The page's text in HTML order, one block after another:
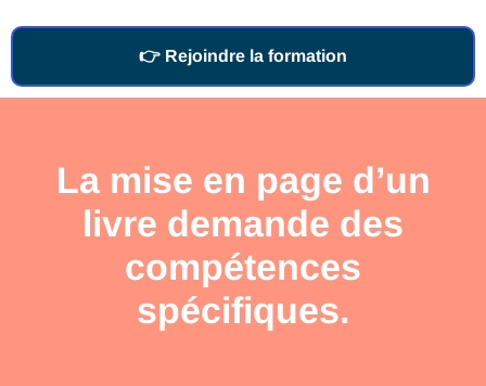
👉 Rejoindre la formation
La mise en page d’un
livre demande des
compétences
spécifiques.